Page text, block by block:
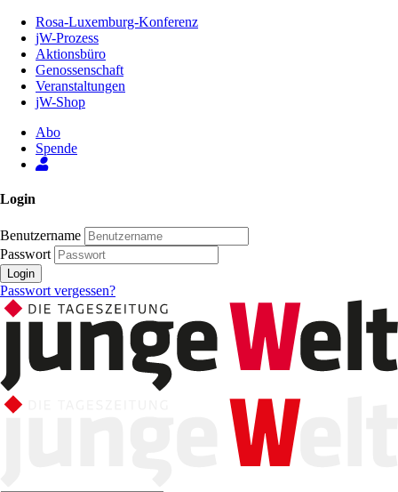
Inhalt
Seite
Rosa-Luxemburg-Konferenz
jW-Prozess
Aktionsbüro
Genossenschaft
Veranstaltungen
jW-Shop
Abo
Spende
Login
Benutzername
Passwort
Login
Passwort vergessen?